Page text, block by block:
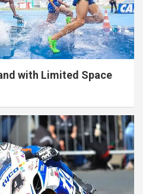
with Limited Space